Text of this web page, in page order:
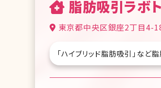
脂肪吸引ラボ
東京都中央区銀座2丁目4-
「ハイブリッド脂肪吸引」など